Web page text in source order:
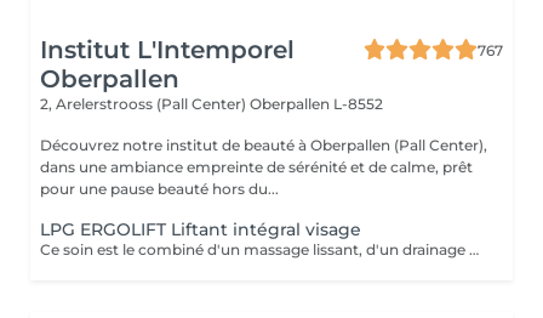
Institut L'Intemporel
Oberpallen
767
2, Arelerstrooss (Pall Center) Oberpallen L-8552
Découvrez notre institut de beauté à Oberpallen (Pall Center),
dans une ambiance empreinte de sérénité et de calme, prêt
pour une pause beauté hors du...
LPG ERGOLIFT Liftant intégral visage
Ce soin est le combiné d'un massage lissant, d'un drainage manuel et de l'Ergolift en programme « fermeté ». Pourquoi et pour qui? Les différentes techniques travaillent les attaches musculaires pour un effet liftant, un éclat immédiat et il opère une réoxygénation des muscles ainsi qu'une amélioration de l'élasticité de la peau. Vous cherchez un soin fermeté accompagné d'une détente totale? Alors il est pour vous.